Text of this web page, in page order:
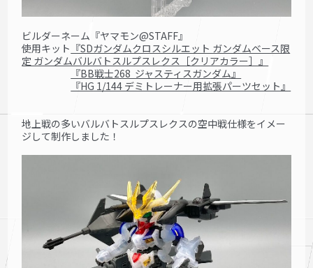
ビルダーネーム『ヤマモン@STAFF』
使用キット 『SDガンダムクロスシルエット ガンダムベース限
定 ガンダムバルバトスルプスレクス［クリアカラー］』
『BB戦士268 ジャスティスガンダム』
『HG 1/144 デミトレーナー用拡張パーツセット』
地上戦の多いバルバトスルプスレクスの空中戦仕様をイメー
ジして制作しました！